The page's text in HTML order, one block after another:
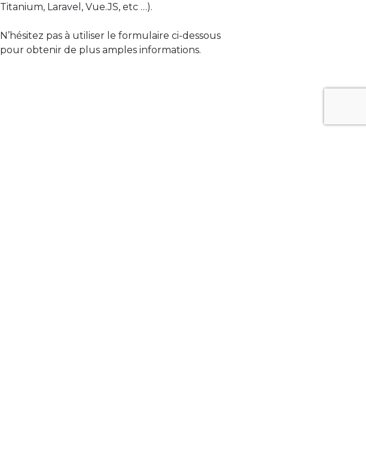
Titanium, Laravel, Vue.JS, etc …).
N’hésitez pas à utiliser le formulaire ci-dessous
pour obtenir de plus amples informations.